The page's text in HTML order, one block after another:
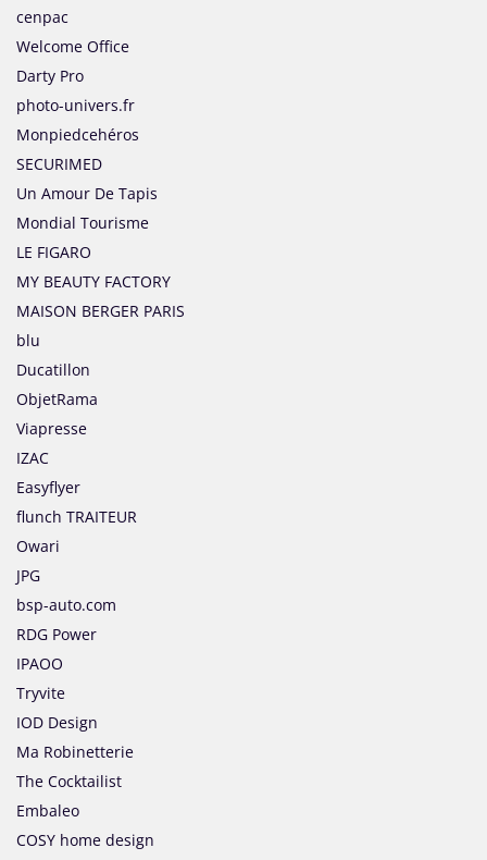
cenpac
Welcome Office
Darty Pro
photo-univers.fr
Monpiedcehéros
SECURIMED
Un Amour De Tapis
Mondial Tourisme
LE FIGARO
MY BEAUTY FACTORY
MAISON BERGER PARIS
blu
Ducatillon
ObjetRama
Viapresse
IZAC
Easyflyer
flunch TRAITEUR
Owari
JPG
bsp-auto.com
RDG Power
IPAOO
Tryvite
IOD Design
Ma Robinetterie
The Cocktailist
Embaleo
COSY home design